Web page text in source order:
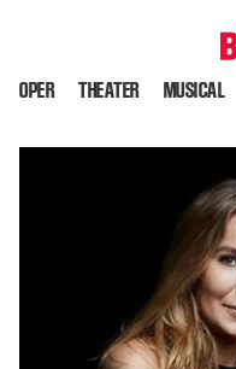
OPER THEATER MUSICAL